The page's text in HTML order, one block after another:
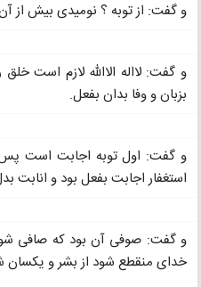
و گفت: از توبه ؟ نومیدی بیش از
و گفت: لااله الاالله لازم است
بزبان و وفا بدان بفعل.
و گفت: اول توبه اجابت است
استغفار اجابت بفعل بود و انابت
و گفت: صوفی آن بود که صافی
خدای منقطع شود از بشر و یکسان